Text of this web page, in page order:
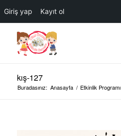
Giriş yap Kayıt ol
kış-127
Buradasınız: Anasayfa / Etkinlik Programı